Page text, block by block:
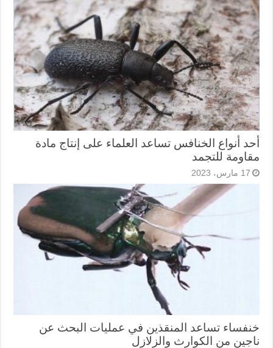
أحد أنواع الخنافس تساعد العلماء على إنتاج مادة
مقاومة للتجمد
17 مارس، 2023
خنفساء تساعد المنقذين في عمليات البحث عن
ناجين من الكوارث والزلازل